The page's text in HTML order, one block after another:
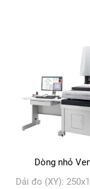
Dòng nhỏ
Dải đo (XY):